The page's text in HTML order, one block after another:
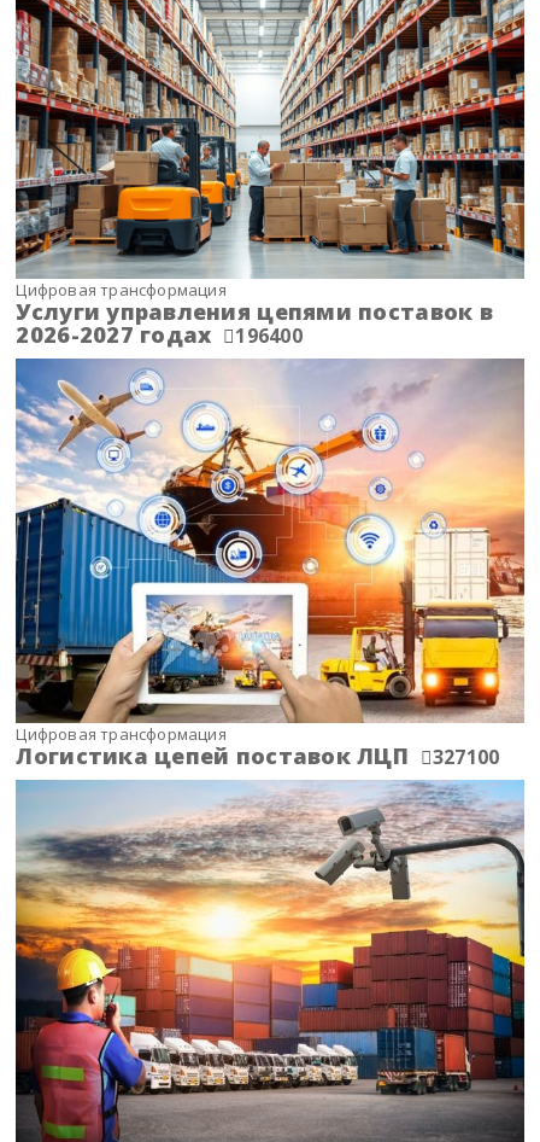
Цифровая трансформация
Услуги управления цепями поставок в
2026-2027 годах 196400
Цифровая трансформация
Логистика цепей поставок ЛЦП 327100